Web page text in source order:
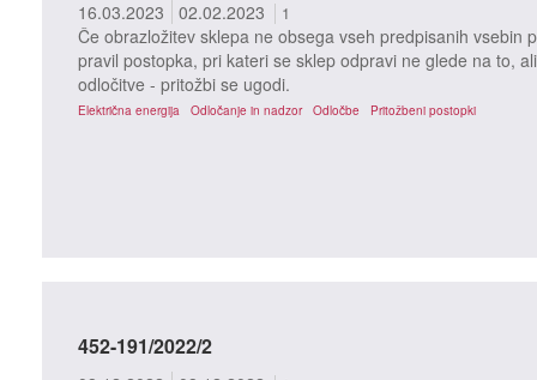
16.03.2023 02.02.2023 1
Če obrazložitev sklepa ne obsega vseh predpisanih vsebin
pravil postopka, pri kateri se sklep odpravi ne glede na to,
odločitve - pritožbi se ugodi.
Električna energija Odločanje in nadzor Odločbe Pritožbeni postopki
452-191/2022/2